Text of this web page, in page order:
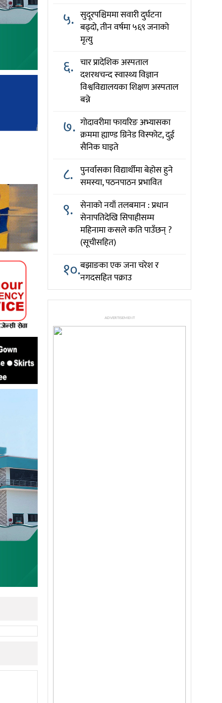
५. सुदूरपश्चिममा सवारी दुर्घटना
बढ्दो, तीन वर्षमा ५६९ जनाको
मृत्यु
६. चार प्रादेशिक अस्पताल
दशरथचन्द स्वास्थ्य विज्ञान
विश्वविद्यालयका शिक्षण अस्पताल
बन्ने
७. गोदावरीमा फायरिङ अभ्यासका
क्रममा ह्याण्ड ग्रिनेड विस्फोट, दुई
सैनिक घाइते
८. पुनर्वासका विद्यार्थीमा बेहोस हुने
समस्या, पठनपाठन प्रभावित
९. सेनाको नयाँ तलबमान : प्रधान
सेनापतिदेखि सिपाहीसम्म
महिनामा कसले कति पाउँछन् ?
(सूचीसहित)
१०.बझाङका एक जना चरेश र
नगदसहित पक्राउ
ADVERTISEMENT